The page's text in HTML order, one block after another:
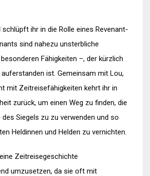
schlüpft ihr in die Rolle eines Revenant-
sind nahezu unsterbliche
Fähigkeiten –, der kürzlich
ist. Gemeinsam mit Lou,
mit Zeitreisefähigkeiten kehrt ihr in
zurück, um einen Weg zu finden, die
des Siegels zu zu verwenden und so
Heldinnen und Helden zu vernichten.
Zeitreisegeschichte
umzusetzen, da sie oft mit